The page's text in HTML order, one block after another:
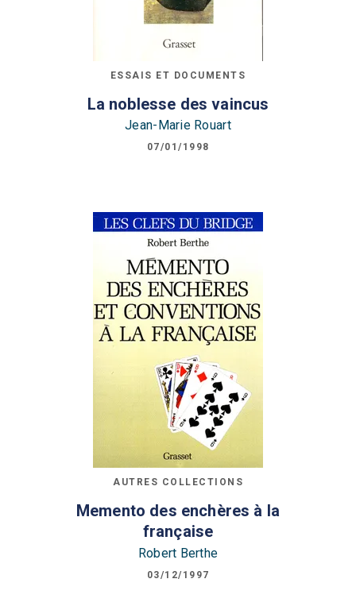
ESSAIS ET DOCUMENTS
La noblesse des vaincus
Jean-Marie Rouart
07/01/1998
AUTRES COLLECTIONS
Memento des enchères à la
française
Robert Berthe
03/12/1997